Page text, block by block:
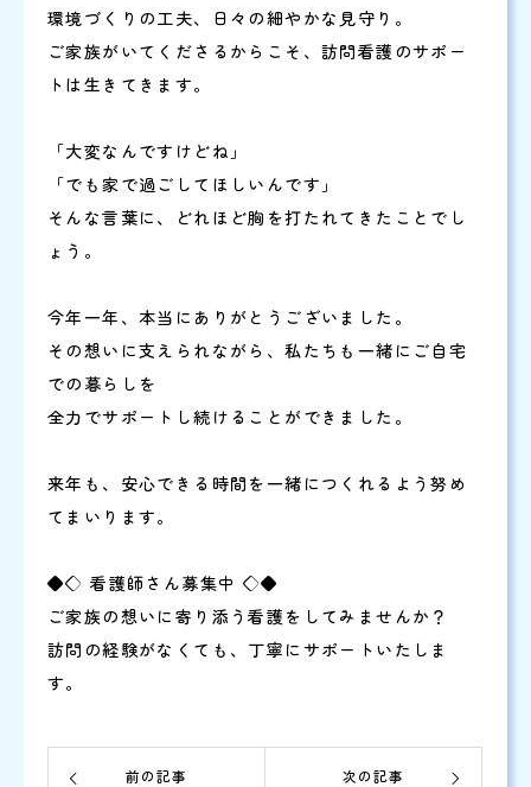
環境づくりの工夫、日々の細やかな見守り。
ご家族がいてくださるからこそ、訪問看護のサポー
トは生きてきます。
「大変なんですけどね」
「でも家で過ごしてほしいんです」
そんな言葉に、どれほど胸を打たれてきたことでし
ょう。
今年一年、本当にありがとうございました。
その想いに支えられながら、私たちも一緒にご自宅
での暮らしを
全力でサポートし続けることができました。
来年も、安心できる時間を一緒につくれるよう努め
てまいります。
◆◇ 看護師さん募集中 ◇◆
ご家族の想いに寄り添う看護をしてみませんか？
訪問の経験がなくても、丁寧にサポートいたしま
す。
前の記事 次の記事